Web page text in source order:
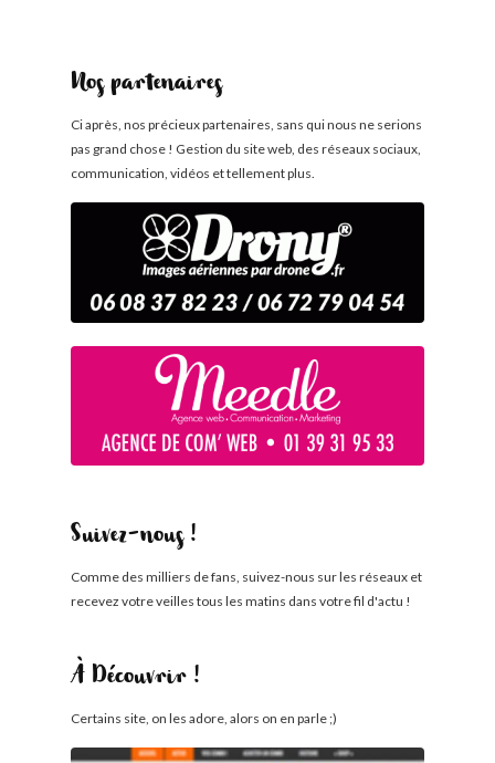
Nos partenaires
Ci après, nos précieux partenaires, sans qui nous ne serions
pas grand chose ! Gestion du site web, des réseaux sociaux,
communication, vidéos et tellement plus.
Suivez-nous !
Comme des milliers de fans, suivez-nous sur les réseaux et
recevez votre veilles tous les matins dans votre fil d'actu !
À Découvrir !
Certains site, on les adore, alors on en parle ;)